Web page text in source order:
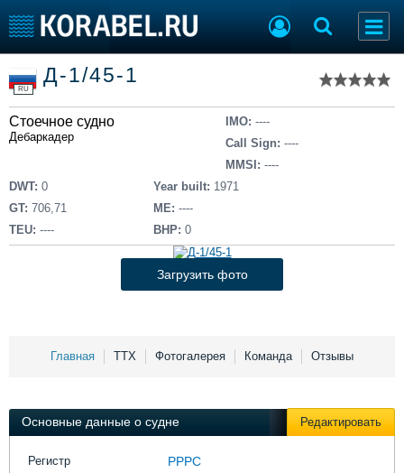
Тип судна
Добавить судно
Добавить проект
Последние 100
Пульс
Новости
Компании
Репутация
Торговая площадка
Доска объявлений
Продажа флота
Оборудование
Изделия
Материалы
Услуги
Выставки и семинары
Личности
Словарь
Галерея флота
Форум
RU
Д-1/45-1
Стоечное судно
Дебаркадер
IMO: ----
Call Sign: ----
MMSI: ----
DWT: 0
GT: 706,71
TEU: ----
Year built: 1971
ME: ----
BHP: 0
Загрузить фото
Главная ТТХ Фотогалерея Команда Отзывы
Основные данные о судне Редактировать
Регистр РРРС